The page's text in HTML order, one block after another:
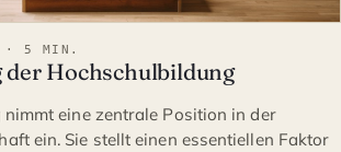
· 5 MIN.
der Hochschulbildung
eine zentrale Position in der
ein. Sie stellt einen essentiellen Faktor